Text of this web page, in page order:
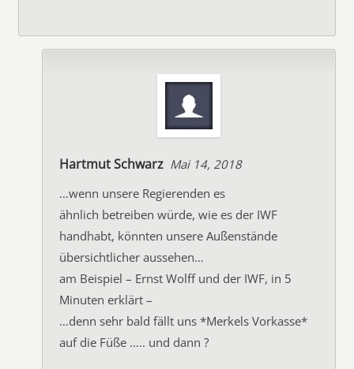
Hartmut Schwarz Mai 14, 2018
…wenn unsere Regierenden es
ähnlich betreiben würde, wie es der IWF
handhabt, könnten unsere Außenstände
übersichtlicher aussehen…
am Beispiel – Ernst Wolff und der IWF, in 5
Minuten erklärt –
…denn sehr bald fällt uns *Merkels Vorkasse*
auf die Füße ….. und dann ?